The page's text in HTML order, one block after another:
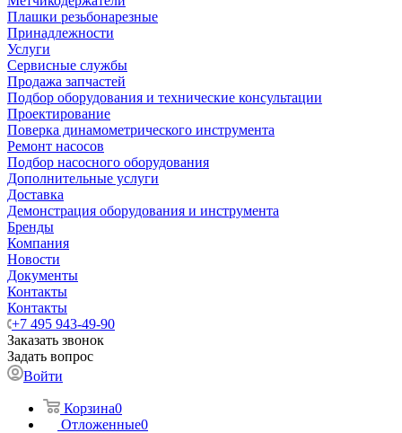
Плашки резьбонарезные
Принадлежности
Услуги
Сервисные службы
Продажа запчастей
Подбор оборудования и технические консультации
Проектирование
Поверка динамометрического инструмента
Ремонт насосов
Подбор насосного оборудования
Дополнительные услуги
Доставка
Демонстрация оборудования и инструмента
Бренды
Компания
Новости
Документы
Контакты
Контакты
+7 495 943-49-90
Заказать звонок
Задать вопрос
Войти
Корзина0
Отложенные0